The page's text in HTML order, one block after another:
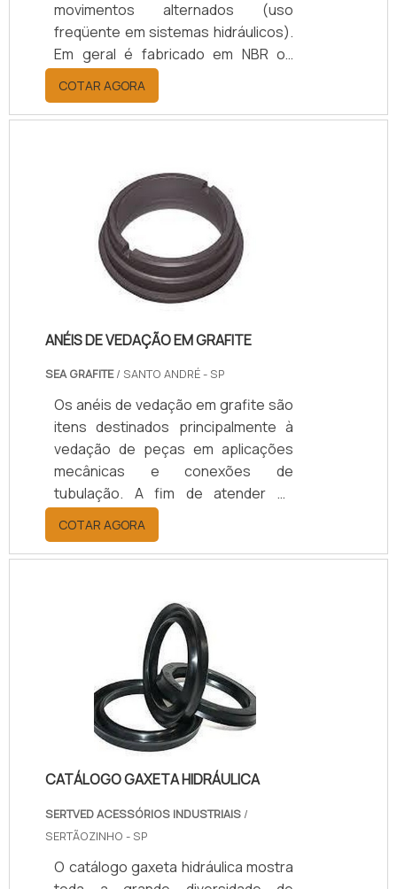
movimentos alternados (uso
freqüente em sistemas hidráulicos).
Em geral é fabricado em NBR ou
Viton, e poderá receber grafite para
a redução de atrito, e conter lona ou
rayon impregnado no elastômero.A
suportar altas pressões e demais
forças de atuação.Atuando na
vedação de válvulas de controle, são
componentes projetados para selar
hermeticamente um determinado i.
COTAR AGORA
ANÉIS DE VEDAÇÃO EM GRAFITE
SEA GRAFITE/ SANTO ANDRÉ - SP
Os anéis de vedação em grafite são
itens destinados principalmente à
vedação de peças em aplicações
mecânicas e conexões de
tubulação. A fim de atender às
especificações de cada aplicação à
qual se destina, os anéis de vedação
precisam ser produzidos a partir de
normas de tolerância e utilizar
matéria-prima de ótima qualidade.
Esses apresentam como principais
propriedades técnicas: Baixo
coeficiente de atrito; Alta
resistência ao desgaste; Alta
resistência quím.
COTAR AGORA
CATÁLOGO GAXETA HIDRÁULICA
SERTVED ACESSÓRIOS INDUSTRIAIS /
SERTÃOZINHO - SP
O catálogo gaxeta hidráulica mostra